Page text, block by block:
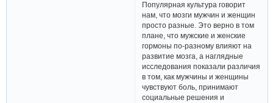
Популярная культура говорит
нам, что мозги мужчин и женщин
просто разные. Это верно в том
плане, что мужские и женские
гормоны по-разному влияют на
развитие мозга, а наглядные
исследования показали различия
в том, как мужчины и женщины
чувствуют боль, принимают
социальные решения и